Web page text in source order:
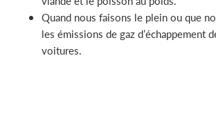
Quand nous faisons le plein ou que
les émissions de gaz d’échappement
voitures.